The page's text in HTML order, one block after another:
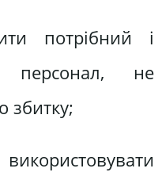
потрібний і
персонал, не
збитку;